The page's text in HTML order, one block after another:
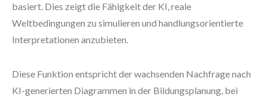
basiert. Dies zeigt die Fähigkeit der KI, reale
Weltbedingungen zu simulieren und handlungsorientierte
Interpretationen anzubieten.
Diese Funktion entspricht der wachsenden Nachfrage nach
KI-generierten Diagrammen in der Bildungsplanung, bei